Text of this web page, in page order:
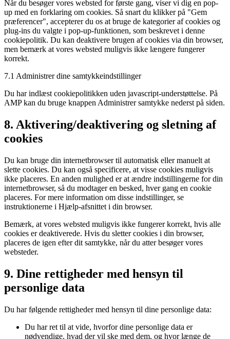
Når du besøger vores websted for første gang, viser vi dig en pop-
up med en forklaring om cookies. Så snart du klikker på "Gem
præferencer", accepterer du os at bruge de kategorier af cookies og
plug-ins du valgte i pop-up-funktionen, som beskrevet i denne
cookiepolitik. Du kan deaktivere brugen af ​​cookies via din browser,
men bemærk at vores websted muligvis ikke længere fungerer
korrekt.
7.1 Administrer dine samtykkeindstillinger
Du har indlæst cookiepolitikken uden javascript-understøttelse. På
AMP kan du bruge knappen Administrer samtykke nederst på siden.
8. Aktivering/deaktivering og sletning af
cookies
Du kan bruge din internetbrowser til automatisk eller manuelt at
slette cookies. Du kan også specificere, at visse cookies muligvis
ikke placeres. En anden mulighed er at ændre indstillingerne for din
internetbrowser, så du modtager en besked, hver gang en cookie
placeres. For mere information om disse indstillinger, se
instruktionerne i Hjælp-afsnittet i din browser.
Bemærk, at vores websted muligvis ikke fungerer korrekt, hvis alle
cookies er deaktiverede. Hvis du sletter cookies i din browser,
placeres de igen efter dit samtykke, når du atter besøger vores
websteder.
9. Dine rettigheder med hensyn til
personlige data
Du har følgende rettigheder med hensyn til dine personlige data:
Du har ret til at vide, hvorfor dine personlige data er
nødvendige, hvad der vil ske med dem, og hvor længe de